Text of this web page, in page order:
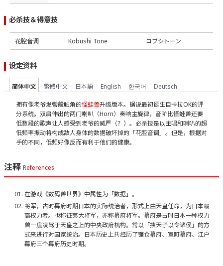
必杀技＆得意技
花腔音调 Kobushi Tone コブシトーン
设定资料
简体中文 繁體中文 日本語 English 한국어 Deutsch
拥有像老爷发髻般触角的怪蛙兽升级版本。据说最初诞生自卡拉OK的评
分系统。双肩伸出的两门喇叭（Horn）奏响主旋律，音阶比怪蛙兽还要
低数段的歌声让人感受到老爷的威严（？）。必杀技是以主唱和喇叭的超
低频率振动将构成敌人身体的数据破坏掉的「花腔音调」。但是，根据对
手的不同，低频好像反而有利于他们的健康。
注释 References
在游戏《数码兽世界》中属性为「数据」。
将军，古时幕府时期日本的实际统治者，形式上由天皇任命，为日本最
高权力者。也称征夷大将军，亦称幕府将军。幕府是古时日本一种权力
曾一度凌驾于天皇之上的中央政府机构。常以「挟天子以令诸侯」的方
式来进行对国家统治。日本历史上共经历了镰仓幕府、室町幕府、江户
幕府三个幕府历史时期。